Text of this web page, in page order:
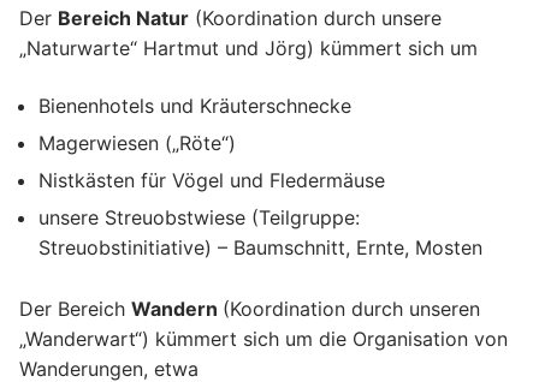
Der Bereich Natur (Koordination durch unsere
„Naturwarte“ Hartmut und Jörg) kümmert sich um
Bienenhotels und Kräuterschnecke
Magerwiesen („Röte“)
Nistkästen für Vögel und Fledermäuse
unsere Streuobstwiese (Teilgruppe:
Streuobstinitiative) – Baumschnitt, Ernte, Mosten
Der Bereich Wandern (Koordination durch unseren
„Wanderwart“) kümmert sich um die Organisation von
Wanderungen, etwa